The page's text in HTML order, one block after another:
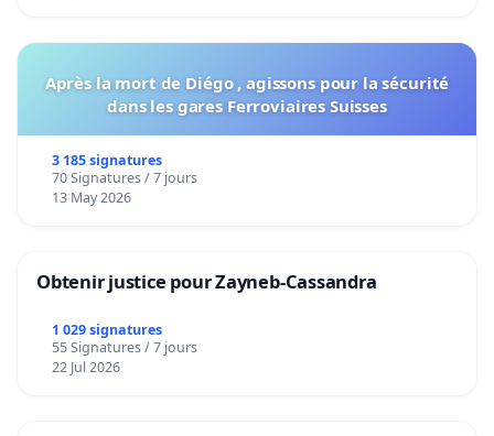
Après la mort de Diégo , agissons pour la sécurité
dans les gares Ferroviaires Suisses
3 185 signatures
70 Signatures / 7 jours
13 May 2026
Obtenir justice pour Zayneb-Cassandra
1 029 signatures
55 Signatures / 7 jours
22 Jul 2026